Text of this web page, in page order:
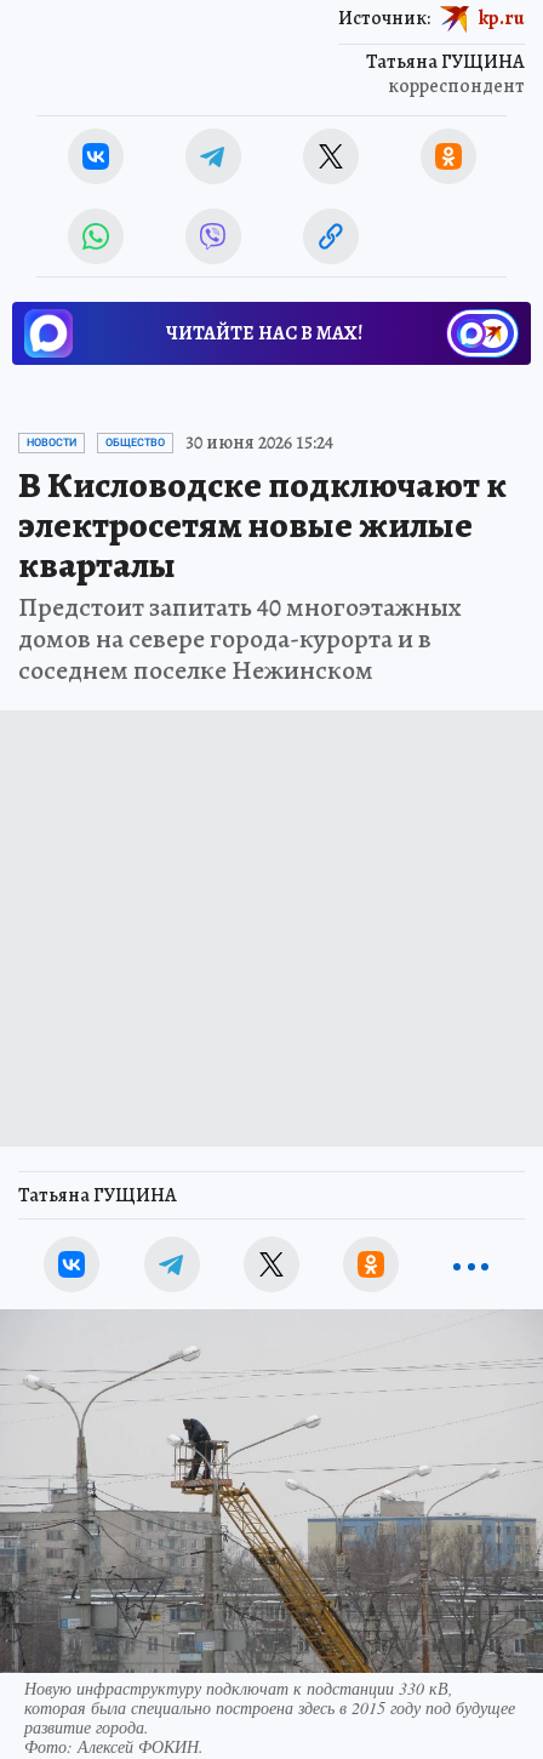
Татьяна ГУЩИНА
корреспондент
Источник: kp.ru
ЧИТАЙТЕ НАС В МАХ!
НОВОСТИ ОБЩЕСТВО 30 июня 2026 15:24
В Кисловодске подключают к
электросетям новые жилые
кварталы
Предстоит запитать 40 многоэтажных
домов на севере города-курорта и в
соседнем поселке Нежинском
Татьяна ГУЩИНА
Новую инфраструктуру подключат к подстанции 330 кВ,
которая была специально построена здесь в 2015 году под будущее
развитие города.
Фото:Алексей ФОКИН.